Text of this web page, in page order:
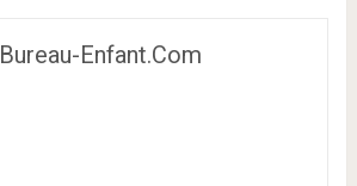
Bureau-Enfant.com